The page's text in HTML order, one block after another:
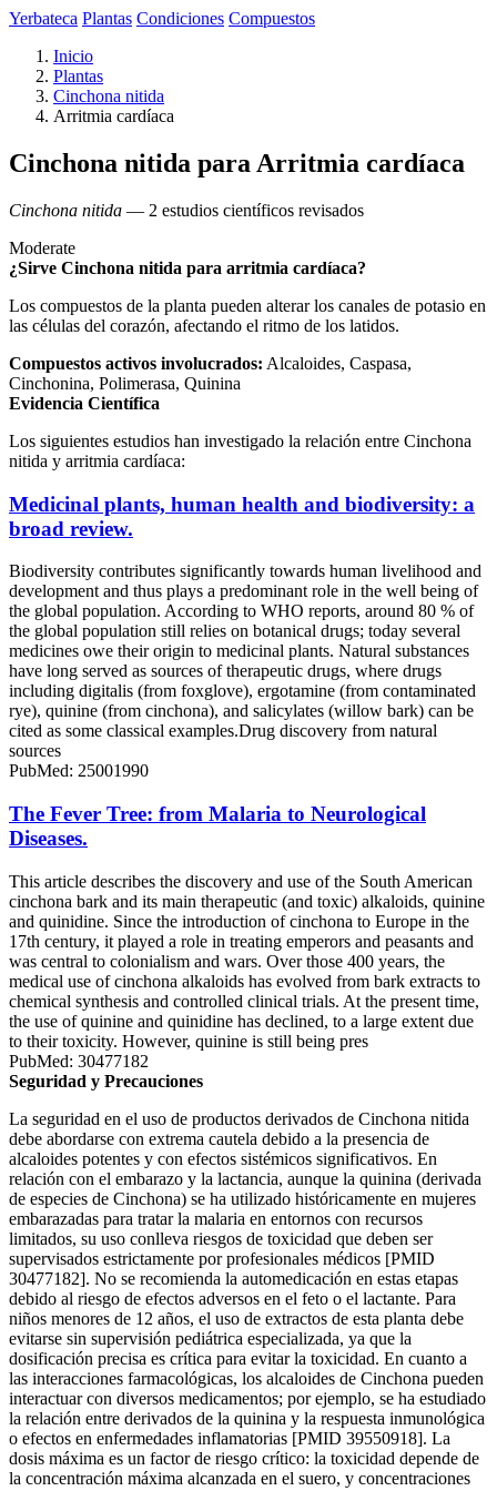
Yerbateca Plantas Condiciones Compuestos
Inicio
Plantas
Cinchona nitida
Arritmia cardíaca
Cinchona nitida para Arritmia cardíaca
Cinchona nitida — 2 estudios científicos revisados
Moderate
¿Sirve Cinchona nitida para arritmia cardíaca?
Los compuestos de la planta pueden alterar los canales de potasio en
las células del corazón, afectando el ritmo de los latidos.
Compuestos activos involucrados: Alcaloides, Caspasa,
Cinchonina, Polimerasa, Quinina
Evidencia Científica
Los siguientes estudios han investigado la relación entre Cinchona
nitida y arritmia cardíaca:
Medicinal plants, human health and biodiversity: a
broad review.
Biodiversity contributes significantly towards human livelihood and
development and thus plays a predominant role in the well being of
the global population. According to WHO reports, around 80 % of
the global population still relies on botanical drugs; today several
medicines owe their origin to medicinal plants. Natural substances
have long served as sources of therapeutic drugs, where drugs
including digitalis (from foxglove), ergotamine (from contaminated
rye), quinine (from cinchona), and salicylates (willow bark) can be
cited as some classical examples.Drug discovery from natural
sources
PubMed: 25001990
The Fever Tree: from Malaria to Neurological
Diseases.
This article describes the discovery and use of the South American
cinchona bark and its main therapeutic (and toxic) alkaloids, quinine
and quinidine. Since the introduction of cinchona to Europe in the
17th century, it played a role in treating emperors and peasants and
was central to colonialism and wars. Over those 400 years, the
medical use of cinchona alkaloids has evolved from bark extracts to
chemical synthesis and controlled clinical trials. At the present time,
the use of quinine and quinidine has declined, to a large extent due
to their toxicity. However, quinine is still being pres
PubMed: 30477182
Seguridad y Precauciones
La seguridad en el uso de productos derivados de Cinchona nitida
debe abordarse con extrema cautela debido a la presencia de
alcaloides potentes y con efectos sistémicos significativos. En
relación con el embarazo y la lactancia, aunque la quinina (derivada
de especies de Cinchona) se ha utilizado históricamente en mujeres
embarazadas para tratar la malaria en entornos con recursos
limitados, su uso conlleva riesgos de toxicidad que deben ser
supervisados estrictamente por profesionales médicos [PMID
30477182]. No se recomienda la automedicación en estas etapas
debido al riesgo de efectos adversos en el feto o el lactante. Para
niños menores de 12 años, el uso de extractos de esta planta debe
evitarse sin supervisión pediátrica especializada, ya que la
dosificación precisa es crítica para evitar la toxicidad. En cuanto a
las interacciones farmacológicas, los alcaloides de Cinchona pueden
interactuar con diversos medicamentos; por ejemplo, se ha estudiado
la relación entre derivados de la quinina y la respuesta inmunológica
o efectos en enfermedades inflamatorias [PMID 39550918]. La
dosis máxima es un factor de riesgo crítico: la toxicidad depende de
la concentración máxima alcanzada en el suero, y concentraciones